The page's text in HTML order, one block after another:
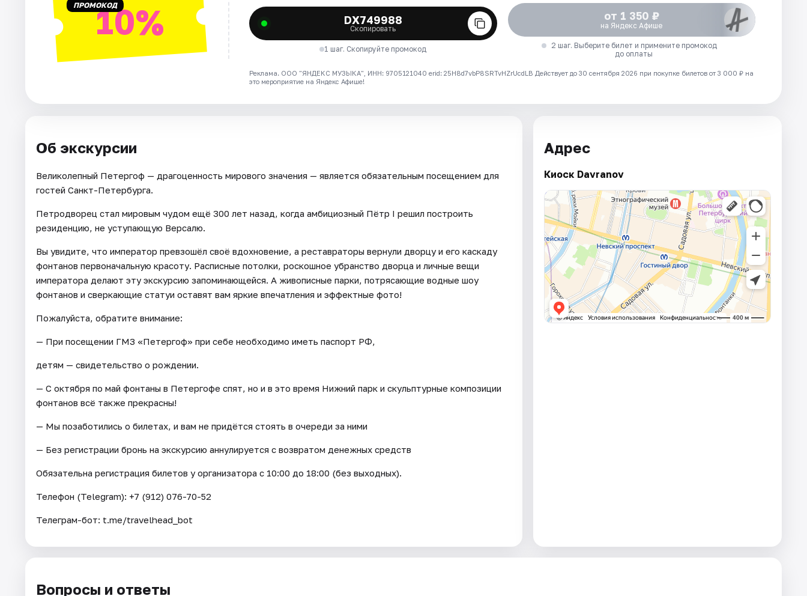
ПРОМОКОД10% DX749988
Скопировать
1 шаг. Скопируйте промокод
от 1 350 ₽
на Яндекс Афише
2 шаг. Выберите билет и примените промокод
до оплаты
Реклама. ООО "ЯНДЕКС МУЗЫКА", ИНН: 9705121040 erid: 25H8d7vbP8SRTvHZrUcdLB Действует до 30 сентября 2026 при покупке билетов от 3 000 ₽ на
это мероприятие на Яндекс Афише!
Об экскурсии
Великолепный Петергоф — драгоценность мирового значения — является обязательным посещением для
гостей Санкт-Петербурга.
Петродворец стал мировым чудом ещё 300 лет назад, когда амбициозный Пётр I решил построить
резиденцию, не уступающую Версалю.
Вы увидите, что император превзошёл своё вдохновение, а реставраторы вернули дворцу и его каскаду
фонтанов первоначальную красоту. Расписные потолки, роскошное убранство дворца и личные вещи
императора делают эту экскурсию запоминающейся. А живописные парки, потрясающие водные шоу
фонтанов и сверкающие статуи оставят вам яркие впечатления и эффектные фото!
Пожалуйста, обратите внимание:
— При посещении ГМЗ «Петергоф» при себе необходимо иметь паспорт РФ,
детям — свидетельство о рождении.
— С октября по май фонтаны в Петергофе спят, но и в это время Нижний парк и скульптурные композиции
фонтанов всё также прекрасны!
— Мы позаботились о билетах, и вам не придётся стоять в очереди за ними
— Без регистрации бронь на экскурсию аннулируется с возвратом денежных средств
Обязательна регистрация билетов у организатора c 10:00 до 18:00 (без выходных).
Телефон (Telegram): +7 (912) 076-70-52
Телеграм-бот: t.me/travelhead_bot
Адрес
Киоск Davranov
Вопросы и ответы